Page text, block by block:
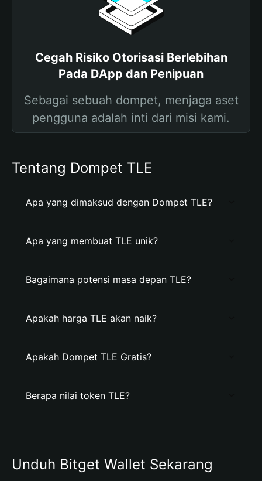
Cegah Risiko Otorisasi Berlebihan
Pada DApp dan Penipuan
Sebagai sebuah dompet, menjaga aset
pengguna adalah inti dari misi kami.
Tentang Dompet TLE
Apa yang dimaksud dengan Dompet TLE?
Apa yang membuat TLE unik?
Bagaimana potensi masa depan TLE?
Apakah harga TLE akan naik?
Apakah Dompet TLE Gratis?
Berapa nilai token TLE?
Unduh Bitget Wallet Sekarang